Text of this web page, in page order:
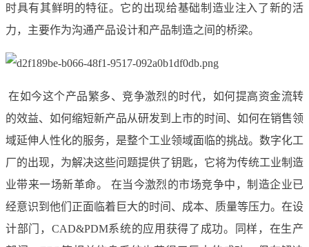
时具有其鲜明的特征。它的出现给基础制造业注入了新的活
力，主要作为沟通产品设计和产品制造之间的桥梁。
在如今这个产品繁多、竞争激烈的时代，如何提高资金流转
的效益、如何缩短新产品从研发到上市的时间、如何在销售领
域延伸人性化的服务，是整个工业领域面临的挑战。数字化工
厂的出现，为解决这些问题提供了钥匙，它将为传统工业制造
业带来一场新革命。 在当今激烈的市场竞争中，制造企业已
经意识到他们正面临着巨大的时间、成本、质量等压力。在设
计部门，CAD&PDM系统的应用获得了成功。同样，在生产